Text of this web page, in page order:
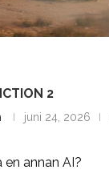
2
juni 24, 2026
en annan AI?